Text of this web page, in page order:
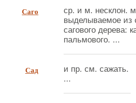
Саго
ср. и м. несклон.
выделываемое из
сагового дерева:
пальмового. ...
Сад
и пр. см. сажать.
...